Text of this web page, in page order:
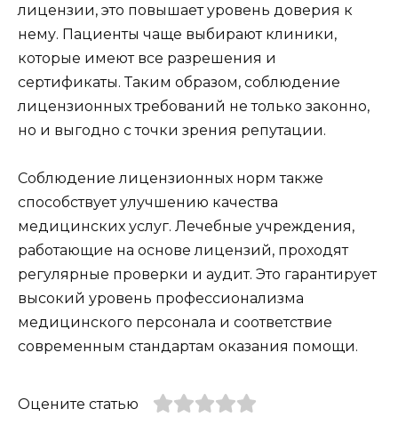
лицензии, это повышает уровень доверия к
нему. Пациенты чаще выбирают клиники,
которые имеют все разрешения и
сертификаты. Таким образом, соблюдение
лицензионных требований не только законно,
но и выгодно с точки зрения репутации.
Соблюдение лицензионных норм также
способствует улучшению качества
медицинских услуг. Лечебные учреждения,
работающие на основе лицензий, проходят
регулярные проверки и аудит. Это гарантирует
высокий уровень профессионализма
медицинского персонала и соответствие
современным стандартам оказания помощи.
Оцените статью